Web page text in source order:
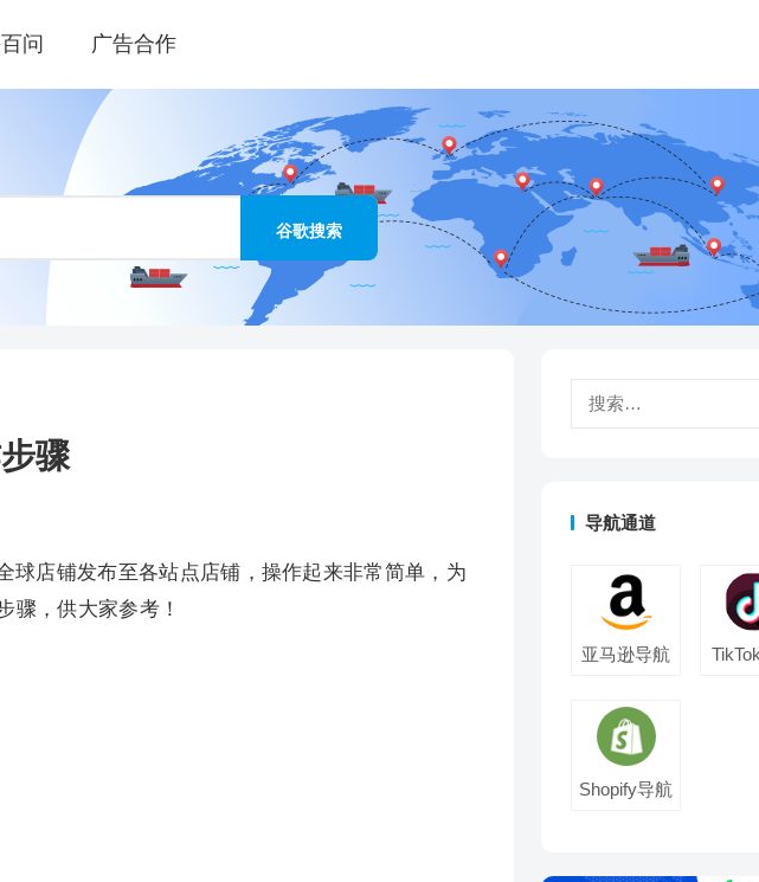
问 广告合作
骤
球店铺发布至各站点店铺，操作起来非常简单，为
骤，供大家参考！
导航通道
亚马逊导航
Shopify导航